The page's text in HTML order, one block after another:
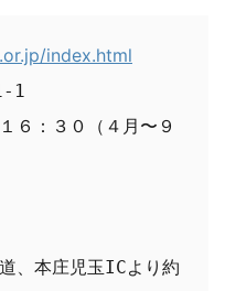
index.html
1
６：３０（４月〜９
、本庄児玉ICより約